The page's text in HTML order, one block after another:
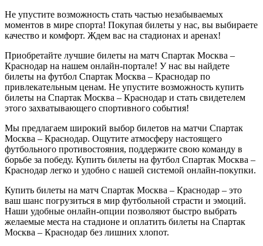
Не упустите возможность стать частью незабываемых
моментов в мире спорта! Покупая билеты у нас, вы выбираете
качество и комфорт. Ждем вас на стадионах и аренах!
Приобретайте лучшие билеты на матч Спартак Москва –
Краснодар на нашем онлайн-портале! У нас вы найдете
билеты на футбол Спартак Москва – Краснодар по
привлекательным ценам. Не упустите возможность купить
билеты на Спартак Москва – Краснодар и стать свидетелем
этого захватывающего спортивного события!
Мы предлагаем широкий выбор билетов на матчи Спартак
Москва – Краснодар. Ощутите атмосферу настоящего
футбольного противостояния, поддержите свою команду в
борьбе за победу. Купить билеты на футбол Спартак Москва –
Краснодар легко и удобно с нашей системой онлайн-покупки.
Купить билеты на матч Спартак Москва – Краснодар – это
ваш шанс погрузиться в мир футбольной страсти и эмоций.
Наши удобные онлайн-опции позволяют быстро выбрать
желаемые места на стадионе и оплатить билеты на Спартак
Москва – Краснодар без лишних хлопот.